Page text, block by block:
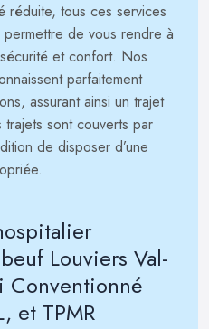
réduite, tous ces services
de vous rendre à
et confort. Nos
parfaitement
assurant ainsi un trajet
sont couverts par
de disposer d’une
Louviers Val-
Conventionné
et TPMR